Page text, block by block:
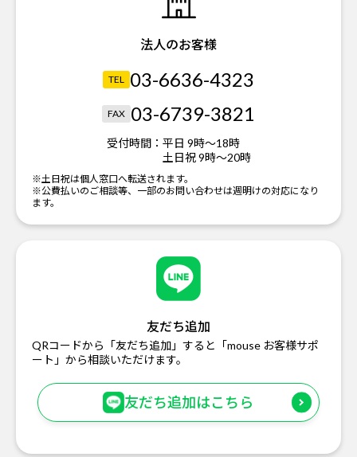
法人のお客様
TEL 03-6636-4323
FAX 03-6739-3821
受付時間： 平日 9時～18時
土日祝 9時～20時
※土日祝は個人窓口へ転送されます。
※公費払いのご相談等、一部のお問い合わせは週明けの対応になり
ます。
友だち追加
QRコードから「友だち追加」すると「mouse お客様サポ
ート」から相談いただけます。
友だち追加はこちら